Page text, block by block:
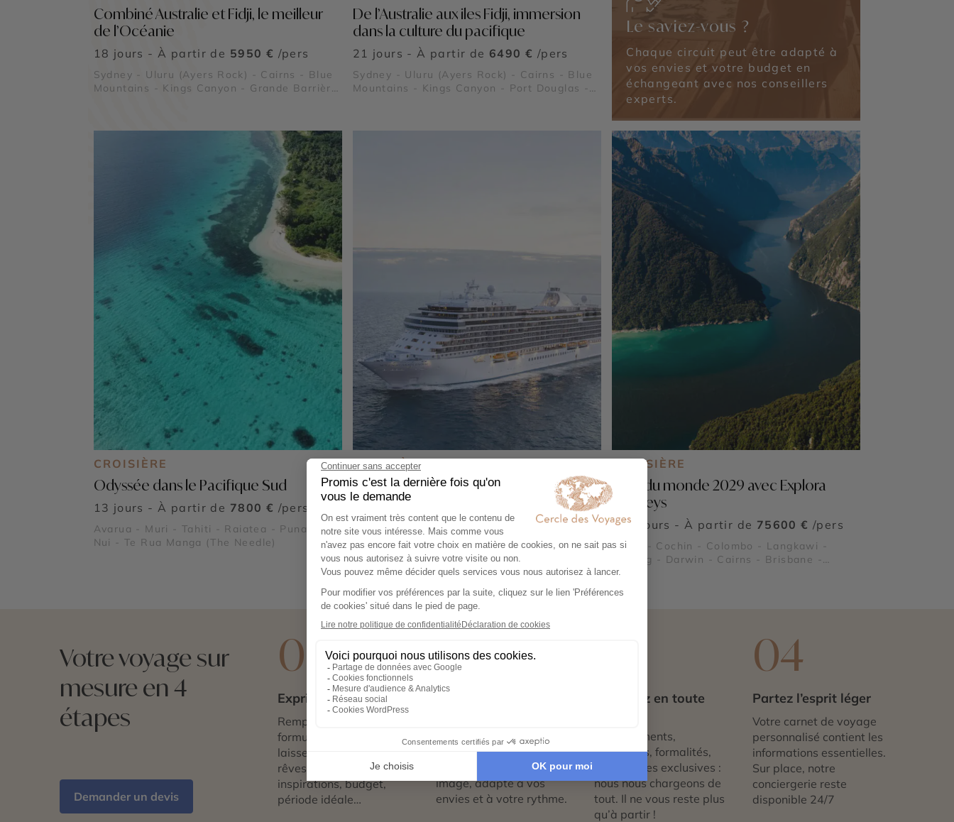
Combiné Australie et Fidji, le meilleur
de l’Océanie
18 jours - À partir de 5950 € /pers
Sydney - Uluru (Ayers Rock) - Cairns - Blue
Mountains - Kings Canyon - Grande Barrière
De l’Australie aux iles Fidji, immersion
dans la culture du pacifique
21 jours - À partir de 6490 € /pers
Sydney - Uluru (Ayers Rock) - Cairns - Blue
Mountains - Kings Canyon - Port Douglas -
Le saviez-vous ?
Chaque circuit peut être adapté à
vos envies et votre budget en
échangeant avec nos conseillers
experts.
CROISIÈRE
Odyssée dans le Pacifique Sud
13 jours - À partir de 7800 € /pers
Avarua - Muri - Tahiti - Raiatea - Punanga
Nui - Te Rua Manga (The Needle)
CROISIÈRE
Tour du monde ultra-luxe à bord du
Seven Seas Splendor
128 jours - À partir de71000 €/pers
Miami - Los Angeles - Honolulu - Sydney -
Cairns - Darwin - Kuala Lumpur - Penang -
Colombo - Mascate - Dubaï - Abu Dhabi -
Djeddah - Louxor - Aqaba - Haïfa -
Jérusalem - Rhodes - Athènes - Rome -
Moorea - Tahiti - Huahine - Raiatea
CROISIÈRE
Tour du monde 2029 avec Explora
Journeys
129 jours - À partir de 75600 € /pers
Dubaï - Cochin - Colombo - Langkawi -
Penang - Darwin - Cairns - Brisbane -
Sydney - Hobart - Auckland - Dunedin -
New York - Nassau - Lisbonne - Barcelone -
Votre voyage sur
mesure en 4
étapes
Demander un devis
01
Exprimez vos envies
Remplissez notre
formulaire en ligne et
laissez libre cours à vos
rêves de voyage :
inspirations, budget,
période idéale…
02
Échangez avec un
conseiller-expert pour
créer un voyage à votre
image, adapté à vos
envies et à votre rythme.
Réservez en toute
Hébergements,
transports, formalités,
expériences exclusives :
nous nous chargeons de
tout. Il ne vous reste plus
qu’à partir !
04
Partez l’esprit léger
Votre carnet de voyage
personnalisé contient les
informations essentielles.
Sur place, notre
conciergerie reste
disponible 24/7